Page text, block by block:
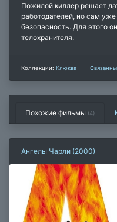
Пожилой киллер решает
работодателей, но сам
безопасность. Для этого
телохранителя.
Коллекции: Клюква
Похожие фильмы (4)
Ангелы Чарли (2000)